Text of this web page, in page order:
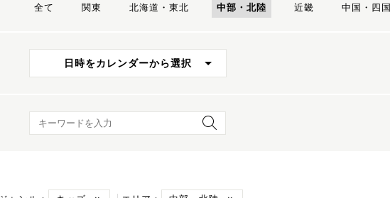
全て 関東 北海道・東北 中部・北陸 近畿 中国・四国
日時をカレンダーから選択
キーワード検索